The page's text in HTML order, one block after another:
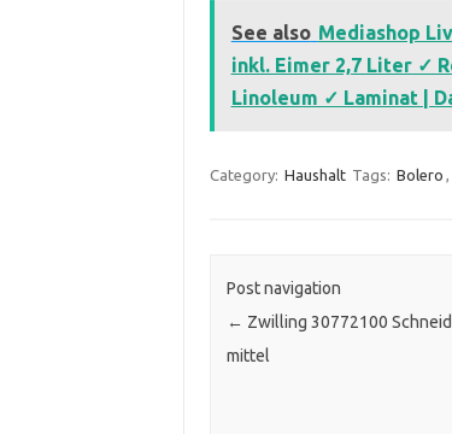
See also Mediashop
inkl. Eimer 2,7 Liter ✓
Linoleum ✓ Laminat |
Category: Haushalt Tags: Bolero ,
Post navigation
← Zwilling 30772100
mittel